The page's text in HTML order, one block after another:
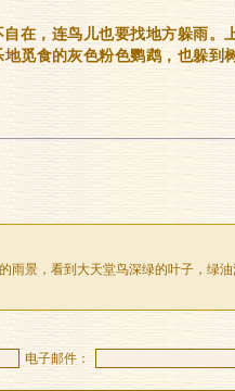
自在，连鸟儿也要找地方躲雨。
觅食的灰色粉色鹦鹉，也躲到
雨景，看到大天堂鸟深绿的叶子，绿
电子邮件：